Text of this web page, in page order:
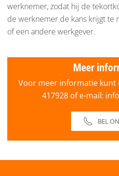
werknemer, zodat hij de
de werknemer de kans krijgt te
of een andere werkgever.
Meer
Voor meer informatie kunt
417928of e-mail:
BEL